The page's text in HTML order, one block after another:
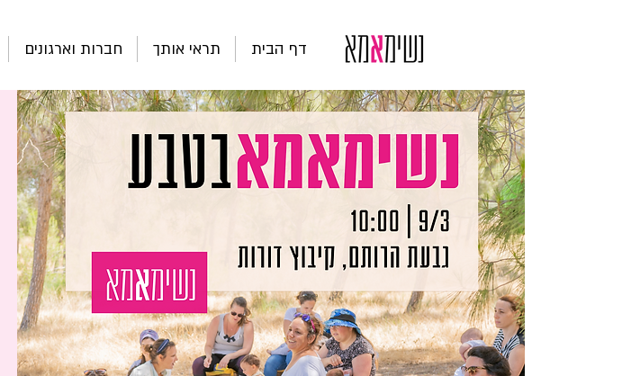
דף הבית תראי אותך חברות וארגונים